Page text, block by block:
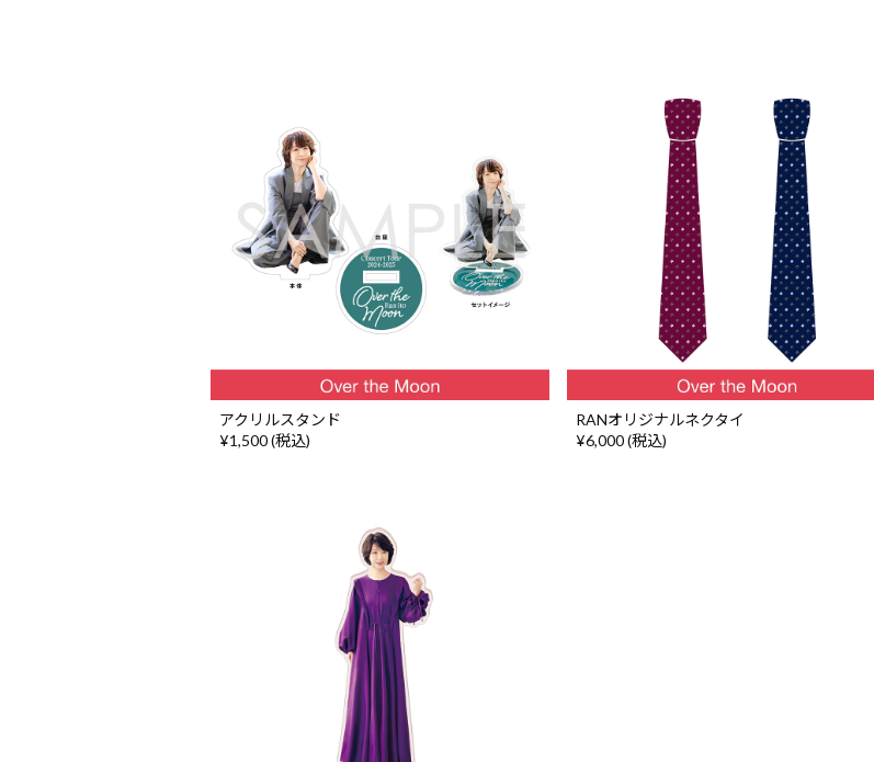
アクリルスタンド
¥1,500 (税込)
RANオリジナルネクタイ
¥6,000 (税込)